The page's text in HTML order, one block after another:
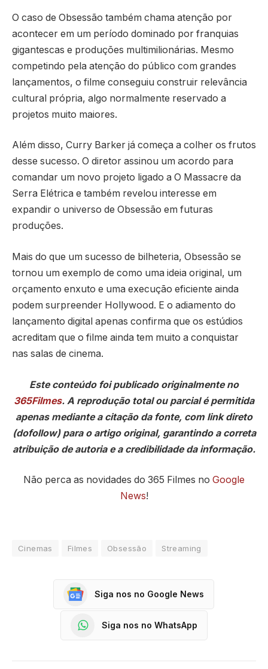
O caso de Obsessão também chama atenção por
acontecer em um período dominado por franquias
gigantescas e produções multimilionárias. Mesmo
competindo pela atenção do público com grandes
lançamentos, o filme conseguiu construir relevância
cultural própria, algo normalmente reservado a
projetos muito maiores.
Além disso, Curry Barker já começa a colher os frutos
desse sucesso. O diretor assinou um acordo para
comandar um novo projeto ligado a O Massacre da
Serra Elétrica e também revelou interesse em
expandir o universo de Obsessão em futuras
produções.
Mais do que um sucesso de bilheteria, Obsessão se
tornou um exemplo de como uma ideia original, um
orçamento enxuto e uma execução eficiente ainda
podem surpreender Hollywood. E o adiamento do
lançamento digital apenas confirma que os estúdios
acreditam que o filme ainda tem muito a conquistar
nas salas de cinema.
Este conteúdo foi publicado originalmente no
365Filmes. A reprodução total ou parcial é permitida
apenas mediante a citação da fonte, com link direto
(dofollow) para o artigo original, garantindo a correta
atribuição de autoria e a credibilidade da informação.
Não perca as novidades do 365 Filmes no Google
News!
Cinemas Filmes Obsessão Streaming
Siga nos no Google News
Siga nos no WhatsApp